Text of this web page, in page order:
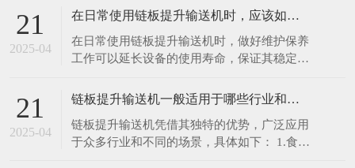
21
2025-04
在日常使用链板提升输送机时，应该如何进行维护保养呢
在日常使用链板提升输送机时，做好维护保养
工作可以延长设备的使用寿命，保证其稳定、
1.清洁设备：每次使用前后，都应清理输送机
表面及链板上残留的物料、灰尘和杂物。可以
使用干净的抹布擦拭设备表面，对于顽固污
渍，可使用中性清洁剂进行清洗，然后用清水
21
2025-04
链板提升输送机一般适用于哪些行业和场景呢
链板提升输送机凭借其独特的优势，广泛应用
于众多行业和不同的场景，具体如下： 1.食品